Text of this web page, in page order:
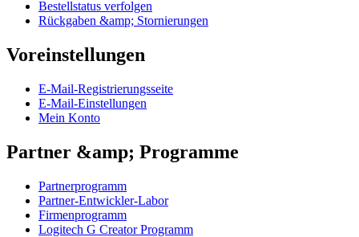
Bestellstatus verfolgen
Rückgaben &amp; Stornierungen
Voreinstellungen
E-Mail-Registrierungsseite
E-Mail-Einstellungen
Mein Konto
Partner &amp; Programme
Partnerprogramm
Partner-Entwickler-Labor
Firmenprogramm
Logitech G Creator Programm